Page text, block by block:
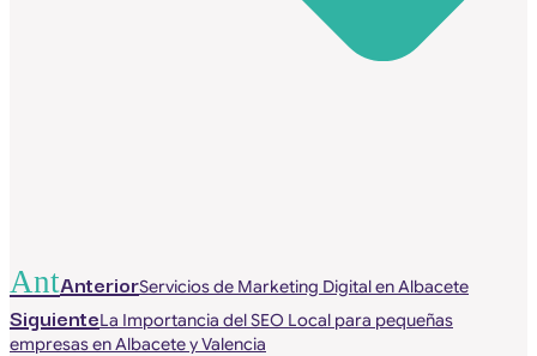
AntAnteriorServicios de Marketing Digital en Albacete
SiguienteLa Importancia del SEO Local para pequeñas
empresas en Albacete y Valencia